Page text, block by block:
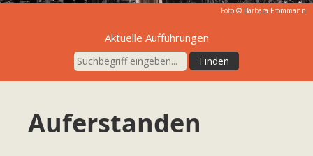
Foto © Barbara Frommann
Aktuelle Aufführungen
Auferstanden